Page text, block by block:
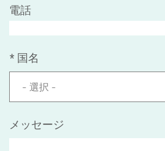
電話
* 国名
- 選択 -
メッセージ